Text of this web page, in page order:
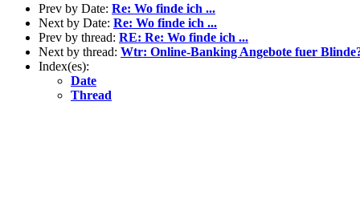
Prev by Date: Re: Wo finde ich ...
Next by Date: Re: Wo finde ich ...
Prev by thread: RE: Re: Wo finde ich ...
Next by thread: Wtr: Online-Banking Angebote fuer
Index(es):
Date
Thread